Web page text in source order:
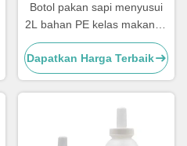
Botol pakan sapi menyusui
2L bahan PE kelas makanan
Penggunaan pertanian
Dapatkan Harga Terbaik